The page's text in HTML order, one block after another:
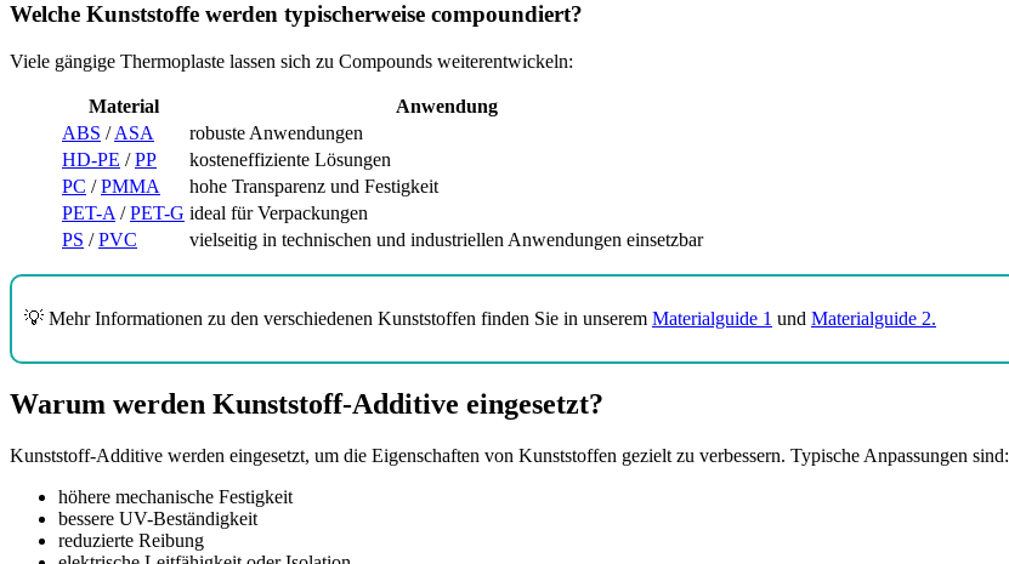
Welche Kunststoffe werden typischerweise compoundiert?
Viele gängige Thermoplaste lassen sich zu Compounds weiterentwickeln:
Material
Anwendung
ABS /ASA
robuste Anwendungen
HD-PE /PP
kosteneffiziente Lösungen
PC /PMMA
hohe Transparenz und Festigkeit
PET-A /PET-G ideal für Verpackungen
PS /PVC vielseitig in technischen und industriellen Anwendungen einsetzbar
💡 Mehr Informationen zu den verschiedenen Kunststoffen finden Sie in unserem Materialguide 1 und Materialguide 2.
Warum werden Kunststoff-Additive eingesetzt?
Kunststoff-Additive werden eingesetzt, um die Eigenschaften von Kunststoffen gezielt zu verbessern. Typische Anpassungen sind:
höhere mechanische Festigkeit
bessere UV-Beständigkeit
reduzierte Reibung